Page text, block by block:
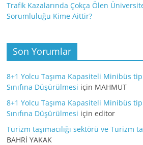
Trafik Kazalarında Çokça Ölen
Sorumluluğu Kime Aittir?
Son Yorumlar
8+1 Yolcu Taşıma Kapasiteli Minibüs
Sınıfına Düşürülmesi için MAHMUT
8+1 Yolcu Taşıma Kapasiteli Minibüs
Sınıfına Düşürülmesi içineditor
Turizm taşımacılığı sektörü ve Turizm
BAHRİ YAKAK